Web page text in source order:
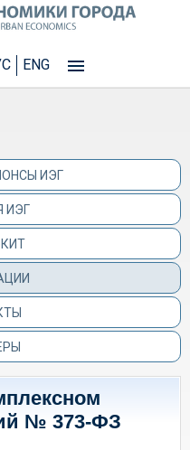
ENG
ИЭГ
ИЭГ
№ 373-ФЗ